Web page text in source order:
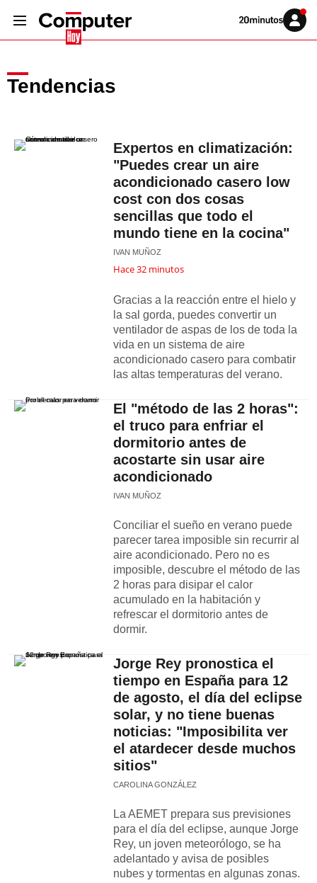
Volver
Iniciar
sesión
Tendencias
Expertos en climatización:
"Puedes crear un aire
acondicionado casero low
cost con dos cosas
sencillas que todo el
mundo tiene en la cocina"
IVAN MUÑOZ
Hace 32 minutos
Gracias a la reacción entre el hielo y
la sal gorda, puedes convertir un
ventilador de aspas de los de toda la
vida en un sistema de aire
acondicionado casero para combatir
las altas temperaturas del verano.
El "método de las 2 horas":
el truco para enfriar el
dormitorio antes de
acostarte sin usar aire
acondicionado
IVAN MUÑOZ
Conciliar el sueño en verano puede
parecer tarea imposible sin recurrir al
aire acondicionado. Pero no es
imposible, descubre el método de las
2 horas para disipar el calor
acumulado en la habitación y
refrescar el dormitorio antes de
dormir.
Jorge Rey pronostica el
tiempo en España para 12
de agosto, el día del eclipse
solar, y no tiene buenas
noticias: "Imposibilita ver
el atardecer desde muchos
sitios"
CAROLINA GONZÁLEZ
La AEMET prepara sus previsiones
para el día del eclipse, aunque Jorge
Rey, un joven meteorólogo, se ha
adelantado y avisa de posibles
nubes y tormentas en algunas zonas.